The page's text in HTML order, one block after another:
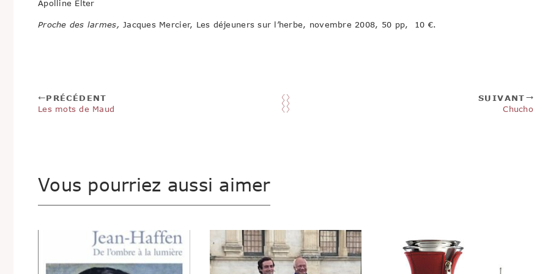
Apolline Elter
Proche des larmes, Jacques Mercier, Les déjeuners sur l’herbe, novembre 2008, 50 pp, 10 €.
PRÉCÉDENT
Les mots de Maud
SUIVANT
Chucho
Vous pourriez aussi aimer